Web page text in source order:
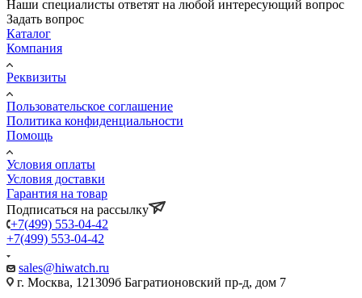
Наши специалисты ответят на любой интересующий вопрос
Задать вопрос
Каталог
Компания
Реквизиты
Пользовательское соглашение
Политика конфиденциальности
Помощь
Условия оплаты
Условия доставки
Гарантия на товар
Подписаться на рассылку
+7(499) 553-04-42
+7(499) 553-04-42
sales@hiwatch.ru
г. Москва, 121309б Багратионовский пр-д, дом 7